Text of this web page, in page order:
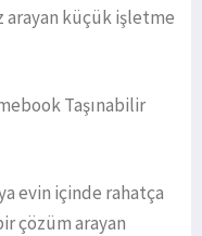
küçük işletme
Taşınabilir
evin içinde rahatça
çözüm arayan